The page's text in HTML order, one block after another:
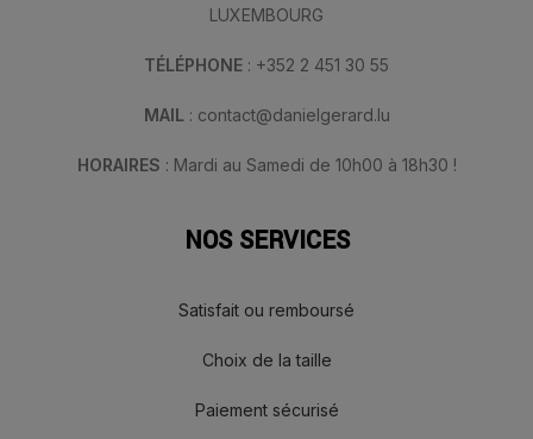
LUXEMBOURG
TÉLÉPHONE : +352 2 451 30 55
MAIL : contact@danielgerard.lu
HORAIRES : Mardi au Samedi de 10h00 à 18h30 !
NOS SERVICES
Satisfait ou remboursé
Choix de la taille
Paiement sécurisé